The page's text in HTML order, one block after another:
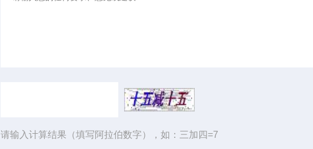
请输入计算结果（填写阿拉伯数字），如：三加四=7